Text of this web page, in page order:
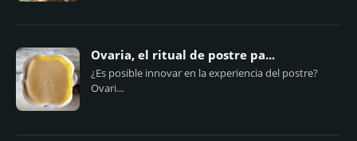
Ovaria, el ritual de postre pa...
¿Es posible innovar en la experiencia del postre?
Ovari...